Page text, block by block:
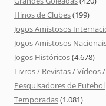
Hinos de Clubes(199)
Jogos Amistosos
Jogos Amistosos
Jogos Históricos(4.678)
Livros / Revistas / Vídeos
Pesquisadores de Futebol
Temporadas(1.081)